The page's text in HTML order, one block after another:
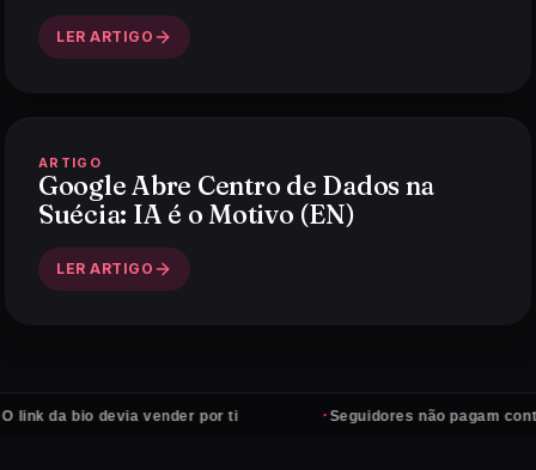
LER ARTIGO
ARTIGO
Google Abre Centro de Dados na
Suécia: IA é o Motivo (EN)
LER ARTIGO
bio devia vender por ti Seguidores não pagam contas —